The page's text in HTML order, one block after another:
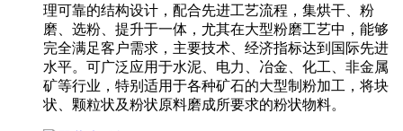
理可靠的结构设计，配合先进工艺流程，集烘干、粉
磨、选粉、提升于一体，尤其在大型粉磨工艺中，能够
完全满足客户需求，主要技术、经济指标达到国际先进
水平。可广泛应用于水泥、电力、冶金、化工、非金属
矿等行业，特别适用于各种矿石的大型制粉加工，将块
状、颗粒状及粉状原料磨成所要求的粉状物料。